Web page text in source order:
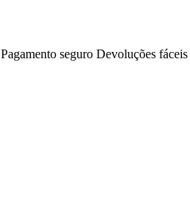
Pagamento seguro Devoluções fáceis